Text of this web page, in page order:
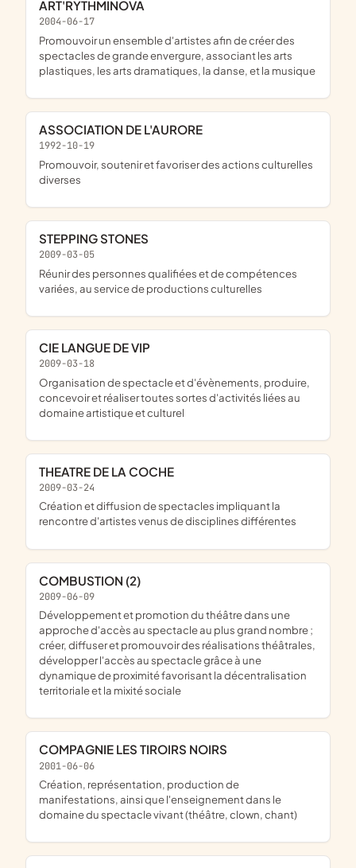
ART'RYTHMINOVA
2004-06-17
promouvoir un ensemble d'artistes afin de créer des
spectacles de grande envergure, associant les arts
plastiques, les arts dramatiques, la danse, et la musique
ASSOCIATION DE L'AURORE
1992-10-19
promouvoir, soutenir et favoriser des actions culturelles
diverses
STEPPING STONES
2009-03-05
réunir des personnes qualifiées et de compétences
variées, au service de productions culturelles
CIE LANGUE DE VIP
2009-03-18
organisation de spectacle et d'évènements, produire,
concevoir et réaliser toutes sortes d'activités liées au
domaine artistique et culturel
THEATRE DE LA COCHE
2009-03-24
création et diffusion de spectacles impliquant la
rencontre d'artistes venus de disciplines différentes
COMBUSTION (2)
2009-06-09
développement et promotion du théâtre dans une
approche d'accès au spectacle au plus grand nombre ;
créer, diffuser et promouvoir des réalisations théâtrales,
développer l'accès au spectacle grâce à une
dynamique de proximité favorisant la décentralisation
territoriale et la mixité sociale
COMPAGNIE LES TIROIRS NOIRS
2001-06-06
création, représentation, production de
manifestations, ainsi que l'enseignement dans le
domaine du spectacle vivant (théâtre, clown, chant)